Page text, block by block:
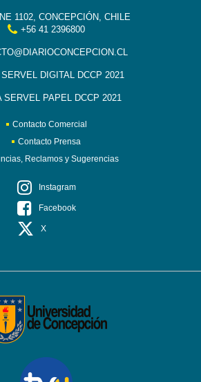
1102, CONCEPCIÓN, CHILE
+56 41 2396800
SERVEL DIGITAL DCCP 2021
SERVEL PAPEL DCCP 2021
Contacto Comercial
Contacto Prensa
Reclamos y Sugerencias
Instagram
Facebook
X